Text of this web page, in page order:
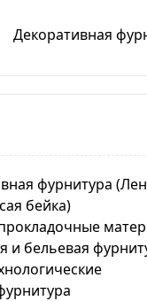
Декоративная
фурнитура
бейка)
и бельевая